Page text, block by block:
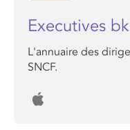
Executives bk
L'annuaire des
SNCF.